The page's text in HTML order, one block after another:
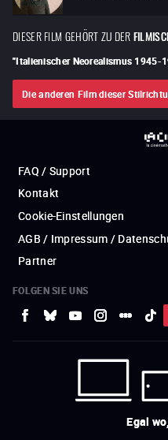
DIESER FILM GEHÖRT ZU DER
"Italienischer Neorealismus 1945-
Die anderen Film dieser
FAQ / Support
Kontakt
Cookie-Einstellungen
AGB / Impressum /
Partner
FOLGEN SIE UNS
Egal